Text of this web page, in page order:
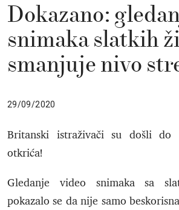
Dokazano:
snimaka slatkih
smanjuje nivo
29/09/2020
Britanski istraživači su došli do
otkrića!
Gledanje video snimaka sa
pokazalo se da nije samo